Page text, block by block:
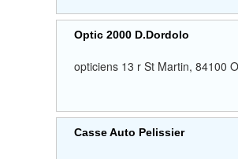
Optic 2000 D.Dordolo
opticiens 13 r St Martin, 84100
Casse Auto Pelissier